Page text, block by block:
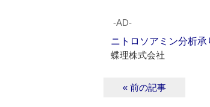
‐AD‐
ニトロソアミン分析
蝶理株式会社
« 前の記事